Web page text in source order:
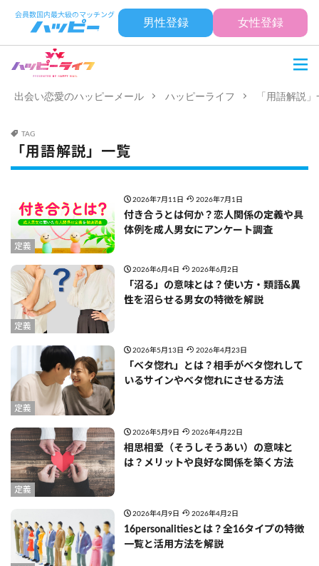
男性登録 女性登録
出会い恋愛のハッピーメール ハッピーライフ 「用語解説
TAG
「用語解説」一覧
定義
2026年7月11日 2026年7月1日
付き合うとは何か？恋人関係の定義や具
体例を成人男女にアンケート調査
定義
2026年6月4日 2026年6月2日
「沼る」の意味とは？使い方・類語&異
性を沼らせる男女の特徴を解説
定義
2026年5月13日 2026年4月23日
「ベタ惚れ」とは？相手がベタ惚れして
いるサインやベタ惚れにさせる方法
定義
2026年5月9日 2026年4月22日
相思相愛（そうしそうあい）の意味と
は？メリットや良好な関係を築く方法
2026年4月9日 2026年4月2日
16personalitiesとは？全16タイプの特徴
一覧と活用方法を解説